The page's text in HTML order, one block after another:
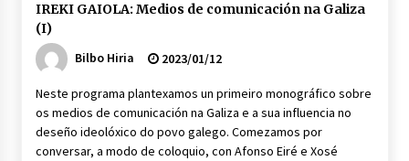
IREKI GAIOLA: Medios de comunicación na Galiza
(I)
Bilbo Hiria
2023/01/12
Neste programa plantexamos un primeiro monográfico sobre
os medios de comunicación na Galiza e a sua influencia no
deseño ideolóxico do povo galego. Comezamos por
conversar, a modo de coloquio, con Afonso Eiré e Xosé